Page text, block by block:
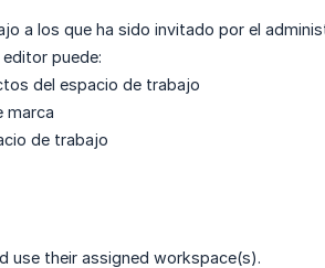
a los que ha sido invitado por el
puede:
del espacio de trabajo
marca
de trabajo
use their assigned workspace(s).